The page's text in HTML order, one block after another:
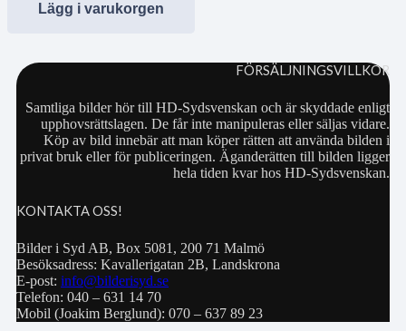
Lägg i varukorgen
FÖRSÄLJNINGSVILLKOR
Samtliga bilder hör till HD-Sydsvenskan och är skyddade enligt
upphovsrättslagen. De får inte manipuleras eller säljas vidare.
Köp av bild innebär att man köper rätten att använda bilden i
privat bruk eller för publiceringen. Äganderätten till bilden ligger
hela tiden kvar hos HD-Sydsvenskan.
KONTAKTA OSS!
Bilder i Syd AB, Box 5081, 200 71 Malmö
Besöksadress: Kavallerigatan 2B, Landskrona
E-post: info@bilderisyd.se
Telefon: 040 – 631 14 70
Mobil (Joakim Berglund): 070 – 637 89 23